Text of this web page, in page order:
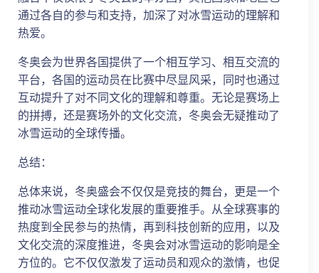
通过各自的参与和支持，加深了对冰雪运动的理解和
热爱。
冬奥会为世界各国提供了一个相互学习、相互交流的
平台，各国的运动员在比赛中尽显风采，同时也通过
互动提升了对不同文化的理解和尊重。无论是赛场上
的拼搏，还是赛场外的文化交流，冬奥会无疑推动了
冰雪运动的全球传播。
总结：
总体来说，冬奥盛会不仅仅是竞技的舞台，更是一个
推动冰雪运动全球化发展的重要推手。从全球赛事的
热度到全民参与的热情，再到科技创新的应用，以及
文化交流的深度推进，冬奥会对冰雪运动的影响是全
方位的。它不仅仅激发了运动员和观众的激情，也促